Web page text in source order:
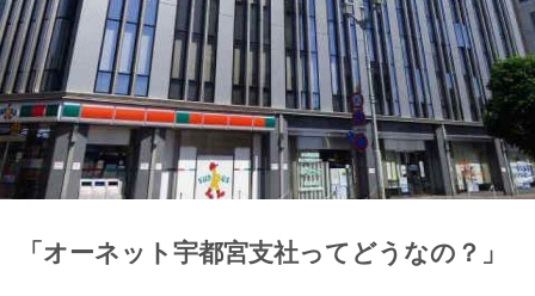
「オーネット宇都宮支社ってどうなの？」